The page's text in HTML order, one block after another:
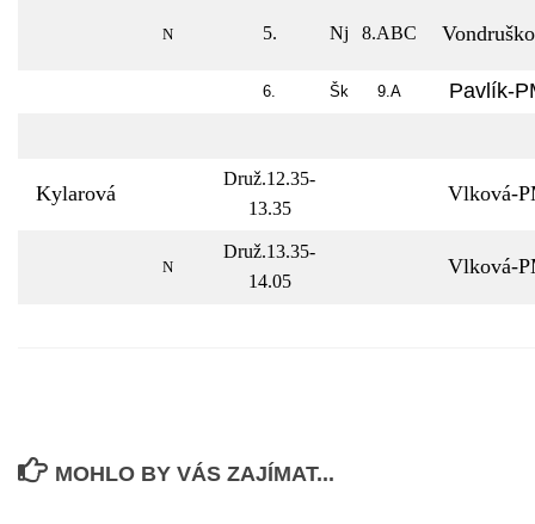
N 5. Nj 8.ABC
6. Šk 9.A Pavlík-
Kylarová
Druž.12.35-
13.35
Vlková-
N
Druž.13.35-
14.05
Vlková-
MOHLO BY VÁS ZAJÍMAT...